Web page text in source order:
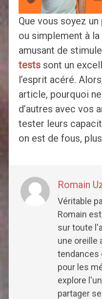
Que vous soyez
ou simplement à la
amusant de
testssont un
l’esprit acéré.
article, pourquoi
d’autres avec vos
tester leurs
on est de fous,
Romain
Véritable
Romain
sur toute
une oreille
tendances
pour les
explore
partager